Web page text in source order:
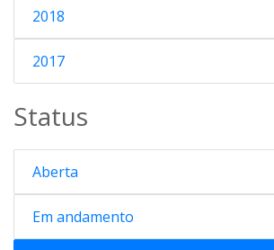
2018
2017
Status
Aberta
Em andamento